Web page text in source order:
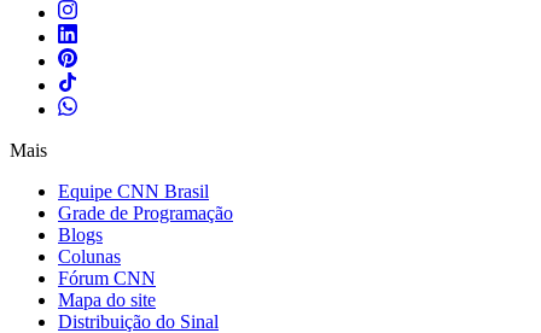
Mais
Equipe CNN Brasil
Grade de Programação
Blogs
Colunas
Fórum CNN
Mapa do site
Distribuição do Sinal